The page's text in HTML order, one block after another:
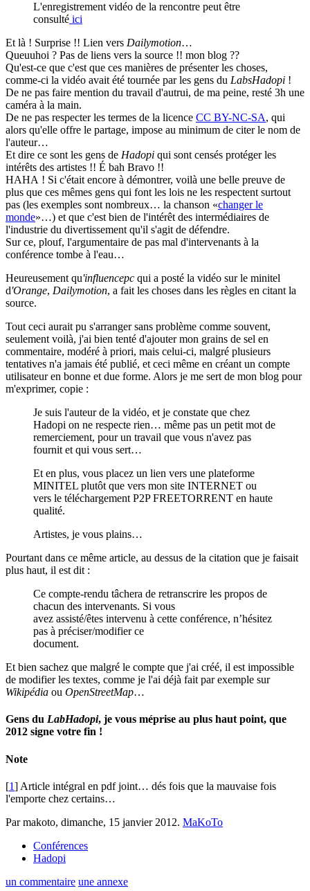
L'enregistrement vidéo de la rencontre peut être
consulté ici
Et là ! Surprise !! Lien vers Dailymotion…
Queuuhoi ? Pas de liens vers la source !! mon blog ??
Qu'est-ce que c'est que ces manières de présenter les choses,
comme-ci la vidéo avait été tournée par les gens du LabsHadopi !
De ne pas faire mention du travail d'autrui, de ma peine, resté 3h une
caméra à la main.
De ne pas respecter les termes de la licence CC BY-NC-SA, qui
alors qu'elle offre le partage, impose au minimum de citer le nom de
l'auteur…
Et dire ce sont les gens de Hadopi qui sont censés protéger les
intérêts des artistes !! É bah Bravo !!
HAHA ! Si c'était encore à démontrer, voilà une belle preuve de
plus que ces mêmes gens qui font les lois ne les respectent surtout
pas (les exemples sont nombreux… la chanson «changer le
monde»…) et que c'est bien de l'intérêt des intermédiaires de
l'industrie du divertissement qu'il s'agit de défendre.
Sur ce, plouf, l'argumentaire de pas mal d'intervenants à la
conférence tombe à l'eau…
Heureusement qu'influencepc qui a posté la vidéo sur le minitel
d'Orange, Dailymotion, a fait les choses dans les règles en citant la
source.
Tout ceci aurait pu s'arranger sans problème comme souvent,
seulement voilà, j'ai bien tenté d'ajouter mon grains de sel en
commentaire, modéré à priori, mais celui-ci, malgré plusieurs
tentatives n'a jamais été publié, et ceci même en créant un compte
utilisateur en bonne et due forme. Alors je me sert de mon blog pour
m'exprimer, copie :
Je suis l'auteur de la vidéo, et je constate que chez
Hadopi on ne respecte rien… même pas un petit mot de
remerciement, pour un travail que vous n'avez pas
fournit et qui vous sert…
Et en plus, vous placez un lien vers une plateforme
MINITEL plutôt que vers mon site INTERNET ou
vers le téléchargement P2P FREETORRENT en haute
qualité.
Artistes, je vous plains…
Pourtant dans ce même article, au dessus de la citation que je faisait
plus haut, il est dit :
Ce compte-rendu tâchera de retranscrire les propos de
chacun des intervenants. Si vous
avez assisté/êtes intervenu à cette conférence, n’hésitez
pas à préciser/modifier ce
document.
Et bien sachez que malgré le compte que j'ai créé, il est impossible
de modifier les textes, comme je l'ai déjà fait par exemple sur
Wikipédia ou OpenStreetMap…
Gens du LabHadopi, je vous méprise au plus haut point, que
2012 signe votre fin !
Note
[1] Article intégral en pdf joint… dés fois que la mauvaise fois
l'emporte chez certains…
Par makoto, dimanche, 15 janvier 2012. MaKoTo
Conférences
Hadopi
un commentaire une annexe